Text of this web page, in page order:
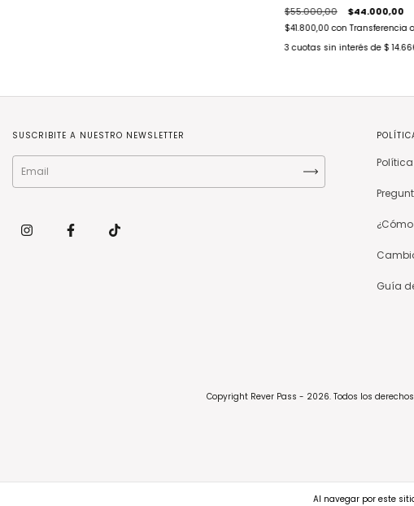
Al navegar por este
$55.000,00 $44.000,00
$41.800,00con Transferencia
3 cuotas sin interés de $
SUSCRIBITE A NUESTRO NEWSLETTER
Guía
Copyright Rever Pass - 2026. Todos los